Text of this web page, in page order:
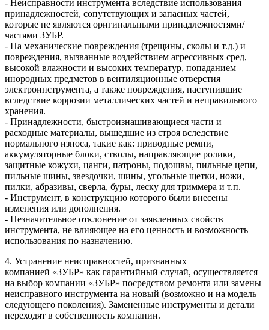
- Неисправности инструмента вследствие использования
принадлежностей, сопутствующих и запасных частей,
которые не являются оригинальными принадлежностями/
частями ЗУБР.
- На механические повреждения (трещины, сколы и т.д.) и
повреждения, вызванные воздействием агрессивных сред,
высокой влажности и высоких температур, попаданием
инородных предметов в вентиляционные отверстия
электроинструмента, а также повреждения, наступившие
вследствие коррозии металлических частей и неправильного
хранения.
- Принадлежности, быстроизнашивающиеся части и
расходные материалы, вышедшие из строя вследствие
нормального износа, такие как: приводные ремни,
аккумуляторные блоки, стволы, направляющие ролики,
защитные кожухи, цанги, патроны, подошвы, пильные цепи,
пильные шины, звездочки, шины, угольные щетки, ножи,
пилки, абразивы, сверла, буры, леску для триммера и т.п.
- Инструмент, в конструкцию которого были внесены
изменения или дополнения.
- Незначительное отклонение от заявленных свойств
инструмента, не влияющее на его ценность и возможность
использования по назначению.
4. Устранение неисправностей, признанных
компанией «ЗУБР» как гарантийный случай, осуществляется
на выбор компании «ЗУБР» посредством ремонта или замены
неисправного инструмента на новый (возможно и на модель
следующего поколения). Замененные инструменты и детали
переходят в собственность компании.